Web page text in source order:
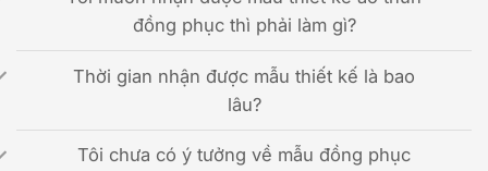
đồng phục thì phải làm gì?
Thời gian nhận được mẫu thiết kế là bao
lâu?
Tôi chưa có ý tưởng về mẫu đồng phục